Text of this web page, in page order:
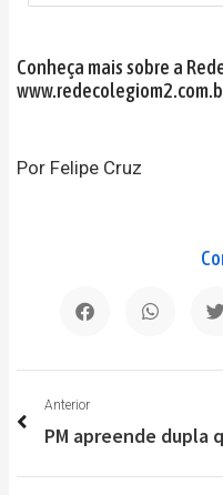
Conheça mais sobre a
Por Felipe Cruz
Anterior